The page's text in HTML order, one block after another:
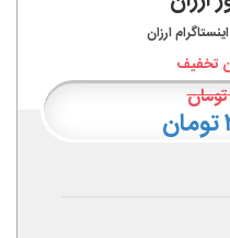
ارزان
تخفیف
تومان